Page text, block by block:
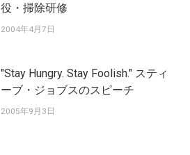
役・掃除研修
2004年4月7日
"Stay Hungry. Stay Foolish." スティ
ーブ・ジョブスのスピーチ
2005年9月3日